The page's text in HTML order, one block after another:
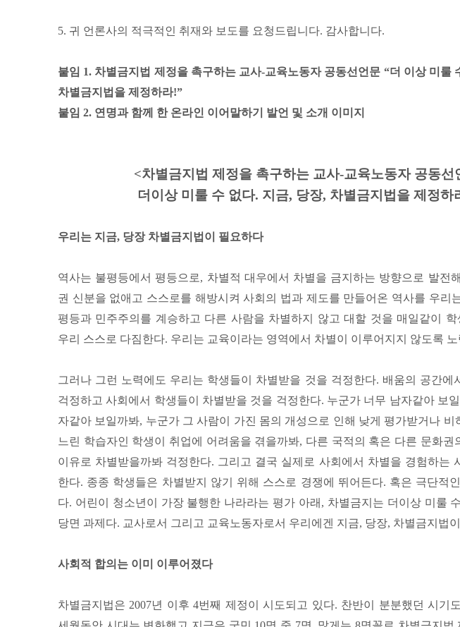
5. 귀 언론사의 적극적인 취재와 보도를 요청드립니다. 감사합니다.
붙임 1. 차별금지법 제정을 촉구하는 교사-교육노동자 공동선언문 “더 이상 미룰
차별금지법을 제정하라!”
붙임 2. 연명과 함께 한 온라인 이어말하기 발언 및 소개 이미지
<차별금지법 제정을 촉구하는 교사-교육노동자 공동선
더이상 미룰 수 없다. 지금, 당장, 차별금지법을 제정하
우리는 지금, 당장 차별금지법이 필요하다
역사는 불평등에서 평등으로, 차별적 대우에서 차별을 금지하는 방향으로 발전
권 신분을 없애고 스스로를 해방시켜 사회의 법과 제도를 만들어온 역사를 우리
평등과 민주주의를 계승하고 다른 사람을 차별하지 않고 대할 것을 매일같이 학
우리 스스로 다짐한다. 우리는 교육이라는 영역에서 차별이 이루어지지 않도록
그러나 그런 노력에도 우리는 학생들이 차별받을 것을 걱정한다. 배움의 공간에
걱정하고 사회에서 학생들이 차별받을 것을 걱정한다. 누군가 너무 남자같아 보
자같아 보일까봐, 누군가 그 사람이 가진 몸의 개성으로 인해 낮게 평가받거나 비
느린 학습자인 학생이 취업에 어려움을 겪을까봐, 다른 국적의 혹은 다른 문화권
이유로 차별받을까봐 걱정한다. 그리고 결국 실제로 사회에서 차별을 경험하는
한다. 종종 학생들은 차별받지 않기 위해 스스로 경쟁에 뛰어든다. 혹은 극단적
다. 어린이 청소년이 가장 불행한 나라라는 평가 아래, 차별금지는 더이상 미룰
당면 과제다. 교사로서 그리고 교육노동자로서 우리에겐 지금, 당장, 차별금지법
사회적 합의는 이미 이루어졌다
차별금지법은 2007년 이후 4번째 제정이 시도되고 있다. 찬반이 분분했던 시기